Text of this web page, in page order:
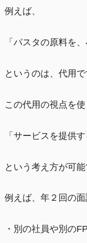
例えば、
「パスタの原料を
というのは、代用で
この代用の視点を使
「サービスを提供
という考え方が可能
例えば、年２回の面
・別の社員や別の